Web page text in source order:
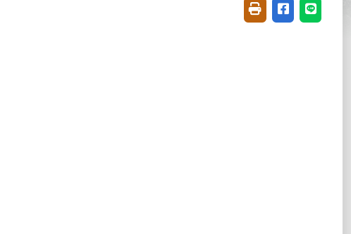
友善列印(開新視窗)
分享至臉書(
分享至